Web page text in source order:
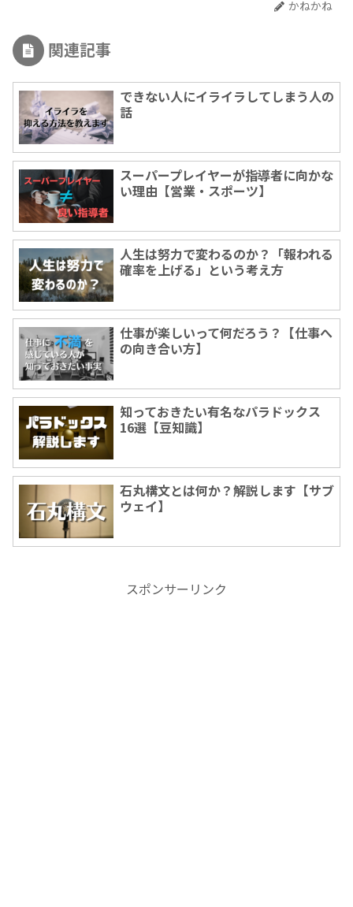
かねかね
関連記事
できない人にイライラしてしまう人の
話
スーパープレイヤーが指導者に向かな
い理由【営業・スポーツ】
人生は努力で変わるのか？「報われる
確率を上げる」という考え方
仕事が楽しいって何だろう？【仕事へ
の向き合い方】
知っておきたい有名なパラドックス
16選【豆知識】
石丸構文とは何か？解説します【サブ
ウェイ】
スポンサーリンク